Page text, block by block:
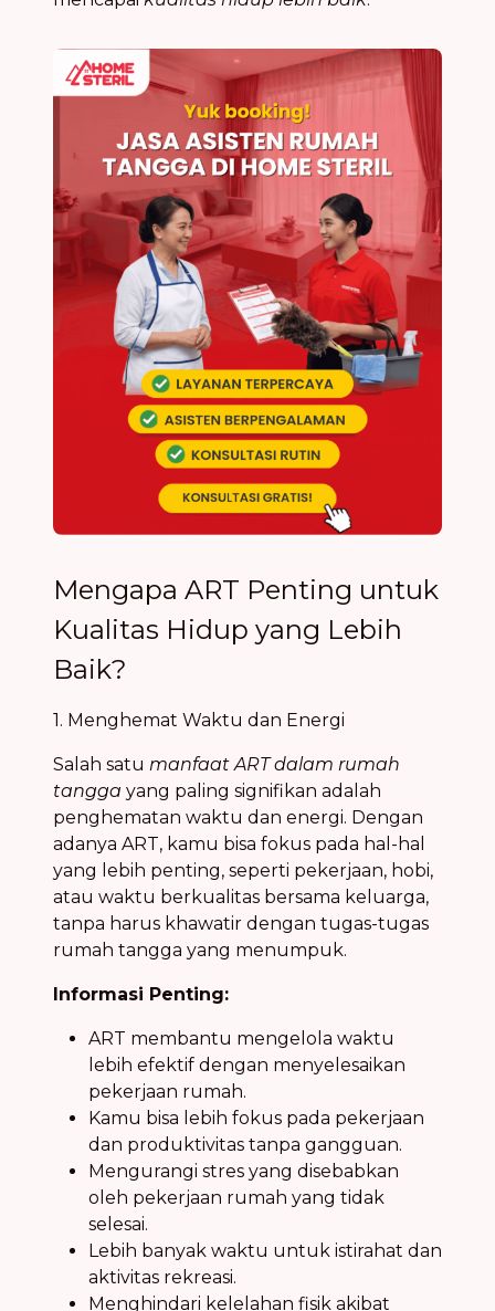
Mengapa ART Penting untuk
Kualitas Hidup yang Lebih
Baik?
1. Menghemat Waktu dan Energi
Salah satu manfaat ART dalam rumah
tangga yang paling signifikan adalah
penghematan waktu dan energi. Dengan
adanya ART, kamu bisa fokus pada hal-hal
yang lebih penting, seperti pekerjaan, hobi,
atau waktu berkualitas bersama keluarga,
tanpa harus khawatir dengan tugas-tugas
rumah tangga yang menumpuk.
Informasi Penting:
ART membantu mengelola waktu
lebih efektif dengan menyelesaikan
pekerjaan rumah.
Kamu bisa lebih fokus pada pekerjaan
dan produktivitas tanpa gangguan.
Mengurangi stres yang disebabkan
oleh pekerjaan rumah yang tidak
selesai.
Lebih banyak waktu untuk istirahat dan
aktivitas rekreasi.
Menghindari kelelahan fisik akibat